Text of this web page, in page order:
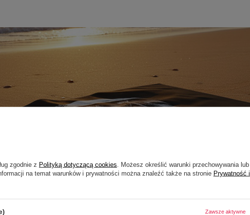
zgodnie z Polityką dotyczącą cookies . Możesz określić warunki przechowywania lub
na temat warunków i prywatności można znaleźć także na stronie Prywatność i
Zawsze aktywne